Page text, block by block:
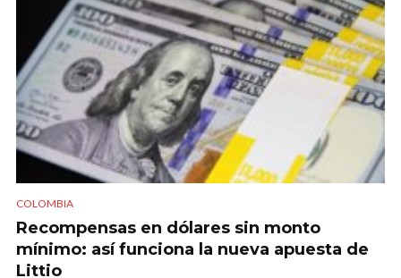
COLOMBIA
Recompensas en dólares sin monto
mínimo: así funciona la nueva apuesta de
Littio